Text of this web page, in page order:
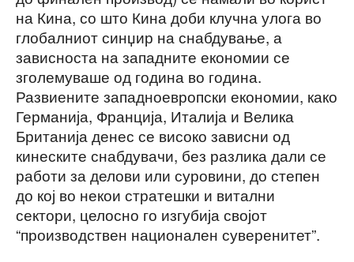
на Кина, со што Кина доби клучна улога во
глобалниот синџир на снабдување, а
зависноста на западните економии се
зголемуваше од година во година.
Развиените западноевропски економии, како
Германија, Франција, Италија и Велика
Британија денес се високо зависни од
кинеските снабдувачи, без разлика дали се
работи за делови или суровини, до степен
до кој во некои стратешки и витални
сектори, целосно го изгубија својот
“производствен национален суверенитет”.